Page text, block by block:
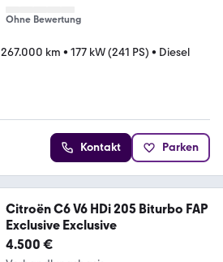
Ohne Bewertung
267.000 km • 177 kW (241 PS) • Diesel
Kontakt Parken
Citroën C6 V6 HDi 205 Biturbo FAP
Exclusive Exclusive
4.500 €